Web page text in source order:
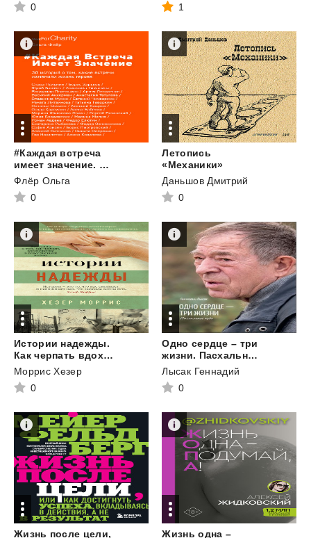
0
1
#Каждая встреча
имеет значение. 30 историй о том, какие встречи изменили жизнь героев
Флёр Ольга
0
Летопись
«Механики»
Даньшов Дмитрий
0
Истории надежды.
Как черпать вдохновение в повседневной жизни
Моррис Хезер
0
Одно сердце – три
жизни. Пасхальное чудо
Лысак Геннадий
0
Жизнь после цели,
Жизнь одна –